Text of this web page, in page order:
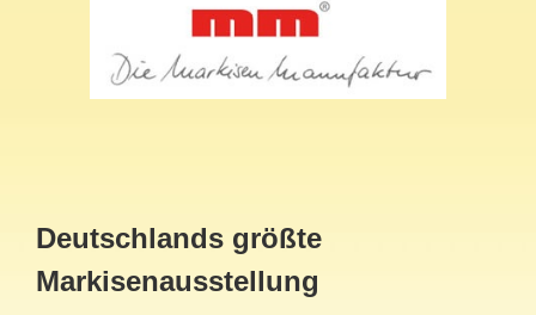
Deutschlands größte
Markisenausstellung